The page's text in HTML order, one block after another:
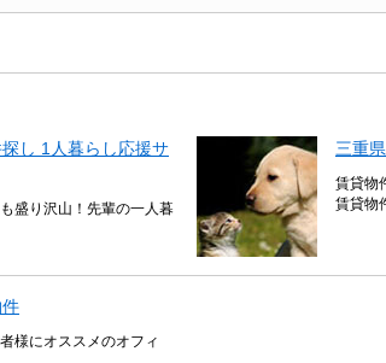
し 1人暮らし応援サ
盛り沢山！先輩の一人暮
三重
賃貸物
賃貸物
様にオススメのオフィ